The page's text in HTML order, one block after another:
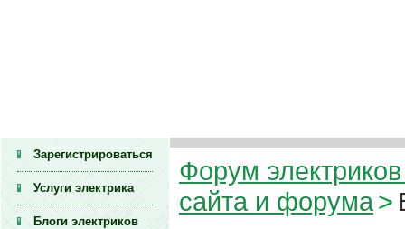
Зарегистрироваться
Услуги электрика
Блоги электриков
Форум электриков
сайта и форума>